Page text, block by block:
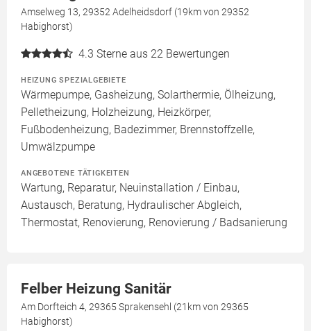
Amselweg 13, 29352 Adelheidsdorf (19km von 29352
Habighorst)
4.3 Sterne aus 22 Bewertungen
HEIZUNG SPEZIALGEBIETE
Wärmepumpe, Gasheizung, Solarthermie, Ölheizung,
Pelletheizung, Holzheizung, Heizkörper,
Fußbodenheizung, Badezimmer, Brennstoffzelle,
Umwälzpumpe
ANGEBOTENE TÄTIGKEITEN
Wartung, Reparatur, Neuinstallation / Einbau,
Austausch, Beratung, Hydraulischer Abgleich,
Thermostat, Renovierung, Renovierung / Badsanierung
Felber Heizung Sanitär
Am Dorfteich 4, 29365 Sprakensehl (21km von 29365
Habighorst)